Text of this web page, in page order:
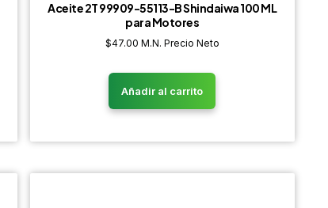
Aceite 2T 99909-55113-B Shindaiwa 100 ML
para Motores
$47.00 M.N. Precio Neto
Añadir al carrito